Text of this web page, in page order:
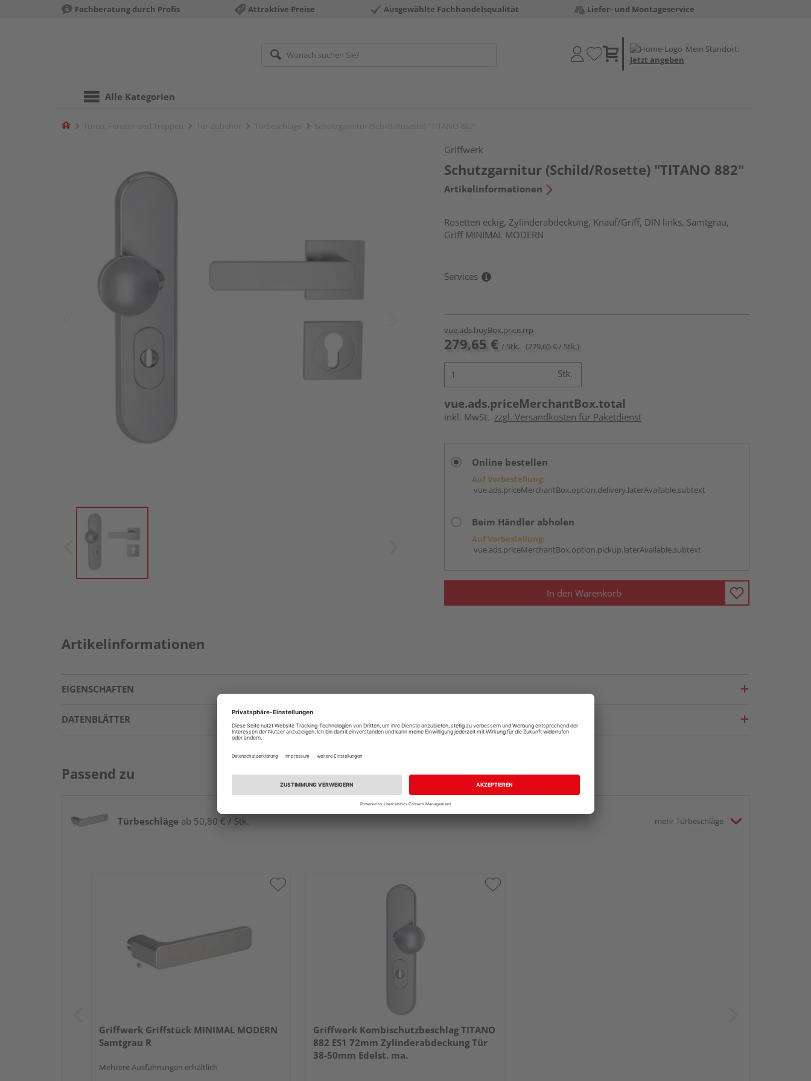
Fachberatung durch Profis Attraktive Preise Ausgewählte Fachhandelsqualität Liefer- und Montageservice
Mein Standort:
Jetzt angeben
Alle Kategorien
Home
Griffwerk
Schutzgarnitur (Schild/Rosette) "TITANO 882"
Artikelinformationen
Rosetten eckig, Zylinderabdeckung, Knauf/Griff, DIN links, Samtgrau,
Griff MINIMAL MODERN
Services
vue.ads.buyBox.price.rrp
279,65 € / Stk. (279,65 € / Stk.)
Stk.
vue.ads.priceMerchantBox.total
inkl. MwSt. zzgl. Versandkosten für Paketdienst
Online bestellen
Auf Vorbestellung:
vue.ads.priceMerchantBox.option.delivery.laterAvailable.subtext
Beim Händler abholen
Auf Vorbestellung:
vue.ads.priceMerchantBox.option.pickup.laterAvailable.subtext
In den Warenkorb
Artikelinformationen
EIGENSCHAFTEN
DATENBLÄTTER
Passend zu
Türbeschläge ab 50,80 € / Stk. mehr Türbeschläge
Griffwerk Griffstück MINIMAL MODERN
Samtgrau R
Mehrere Ausführungen erhältlich
Griffwerk Kombischutzbeschlag TITANO
882 ES1 72mm Zylinderabdeckung Tür
38-50mm Edelst. ma.